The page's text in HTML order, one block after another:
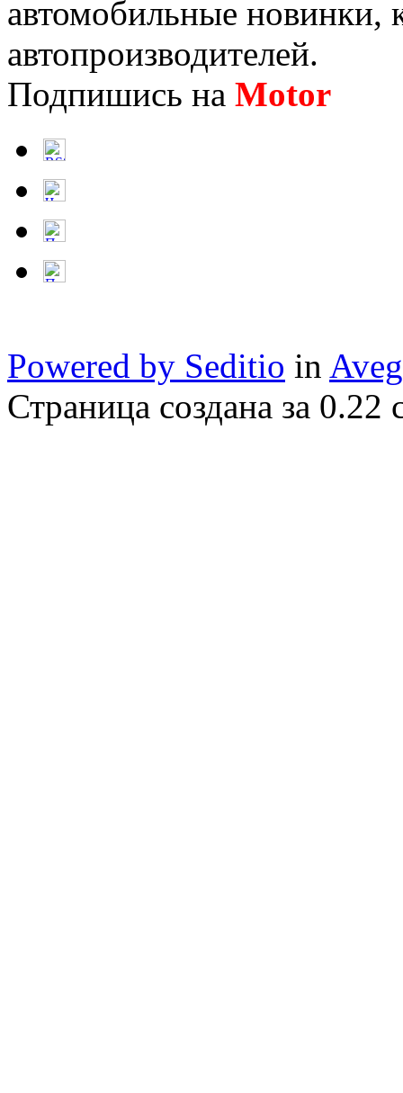
автомобильные новинки,
автопроизводителей.
Подпишись на Motor
Powered by Seditio in
Страница создана за 0.22